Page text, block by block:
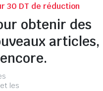
30 DT de réduction
obtenir des
articles,
les